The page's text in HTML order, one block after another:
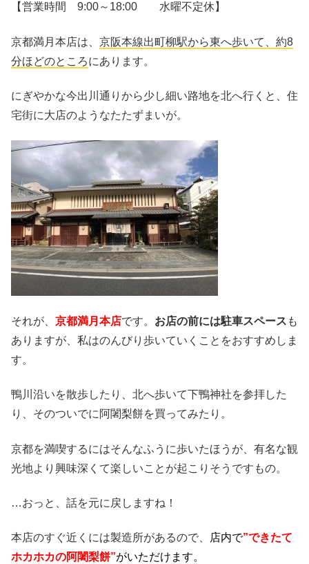
【営業時間 9:00～18:00 水曜不定休】
京都満月本店は、 京阪本線出町柳駅から東へ歩いて、約8
分ほどのところにあります。
にぎやかな今出川通りから少し細い路地を北へ行くと、住
宅街に大店のようなたたずまいが。
それが、 京都満月本店です。 お店の前には駐車スペース も
ありますが、私はのんびり歩いていくことをおすすめしま
す。
鴨川沿いを散歩したり、北へ歩いて下鴨神社を参拝した
り、そのついでに阿闍梨餅を買ってみたり。
京都を満喫するにはそんなふうに歩いたほうが、有名な観
光地より興味深くて楽しいことが起こりそうですもの。
…おっと、話を元に戻しますね！
本店のすぐ近くには製造所があるので、 店内で”できたて
ホカホカの阿闍梨餅”がいただけます。